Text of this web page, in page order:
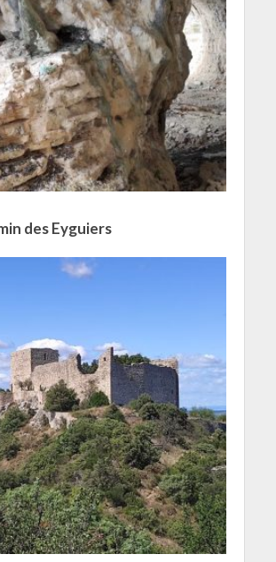
des Eyguiers